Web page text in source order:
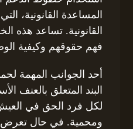
المساعدة القانونية،
القانونية. تساعد هذه
فهم حقوقهم وكيفية
أحد الجوانب المهمة
البند المتعلق بالعنف
لكل فرد الحق في
ومحمية. في حال